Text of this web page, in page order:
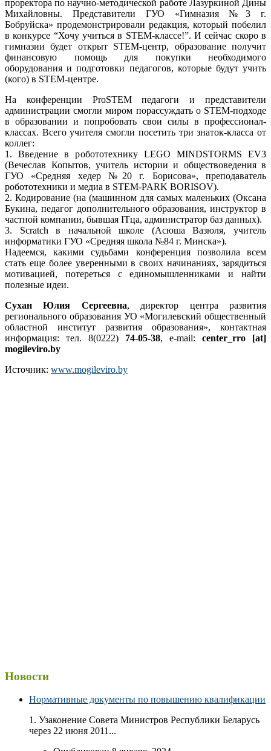
проректора по научно-методической работе Лазуркиной Дины
Михайловны. Представители ГУО «Гимназия №3 г.
Бобруйска» продемонстрировали редакция, который побелил
в конкурсе “Хочу учиться в STEM-классе!”. И сейчас скоро в
гимназии будет открыт STEM-центр, образование получит
финансовую помощь для покупки необходимого
оборудования и подготовки педагогов, которые будут учить
(кого) в STEM-центре.
На конференции ProSTEM педагоги и представители
администрации смогли миром порассуждать о STEM-подходе
в образовании и попробовать свои силы в профессионал-
классах. Всего учителя смогли посетить три знаток-класса от
коллег:
1. Введение в робототехнику LEGO MINDSTORMS EV3
(Вечеслав Копытов, учитель истории и обществоведения в
ГУО «Средняя хедер №20 г. Борисова», преподаватель
робототехники и медиа в STEM-PARK BORISOV).
2. Кодирование (на (машинном для самых маленьких (Оксана
Букина, педагог дополнительного образования, инструктор в
частной компании, бывшая ITца, администратор баз данных).
3. Scratch в начальной школе (Асюша Вазюля, учитель
информатики ГУО «Средняя школа №84 г. Минска»).
Надеемся, какими судьбами конференция позволила всем
стать еще более уверенными в своих начинаниях, зарядиться
мотивацией, потереться с единомышленниками и найти
полезные идеи.
Сухан Юлия Сергеевна, директор центра развития
регионального образования УО «Могилевский общественный
областной институт развития образования», контактная
информация: тел. 8(0222) 74-05-38, e-mail: center_rro [at]
mogileviro.by
Источник: www.mogileviro.by
Новости
Нормативные документы по повышению квалификации
1. Узаконение Совета Министров Республики Беларусь
через 22 июня 2011...